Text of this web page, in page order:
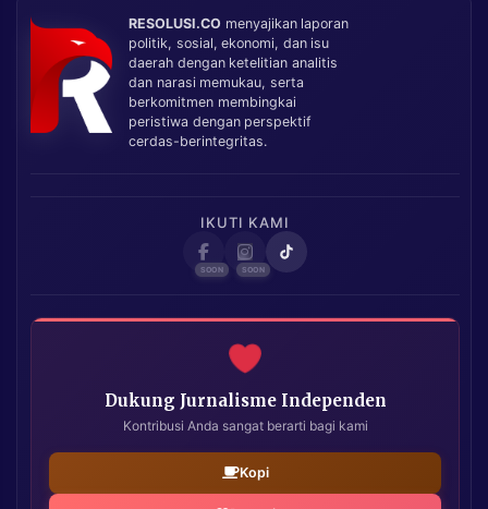
RESOLUSI.CO menyajikan laporan
politik, sosial, ekonomi, dan isu
daerah dengan ketelitian analitis
dan narasi memukau, serta
berkomitmen membingkai
peristiwa dengan perspektif
cerdas-berintegritas.
IKUTI KAMI
Dukung Jurnalisme Independen
Kontribusi Anda sangat berarti bagi kami
Kopi